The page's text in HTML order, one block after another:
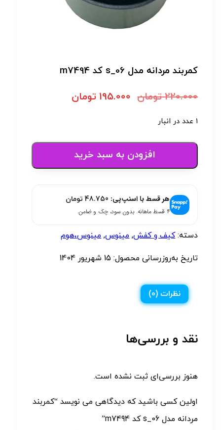
کمربند مردانه مدل s_06 کد m7494
220.000 تومان 195.000 تومان
1 عدد در انبار
افزودن به سبد خرید
هر قسط با اسنپ‌پی: 48.750 تومان
۴ قسط ماهانه. بدون سود، چک و ضامن.
دسته:کیف و کفش,مینوس,مینوس،هوم
تاریخ به‌روزرسانی محصول: 15 شهریور 1404
نظرات (0)
نقد و بررسی‌ها
هنوز بررسی‌ای ثبت نشده است.
اولین کسی باشید که دیدگاهی می نویسد “کمربند
مردانه مدل s_06 کد m7494”